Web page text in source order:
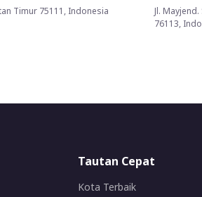
Timur 75111, Indonesia
Jl.
76113,
Tautan Cepat
Kota Terbaik